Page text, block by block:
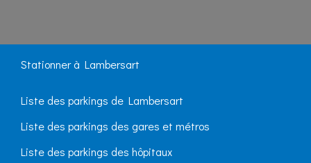
Stationner à Lambersart
Liste des parkings de Lambersart
Liste des parkings des gares et métros
Liste des parkings des hôpitaux